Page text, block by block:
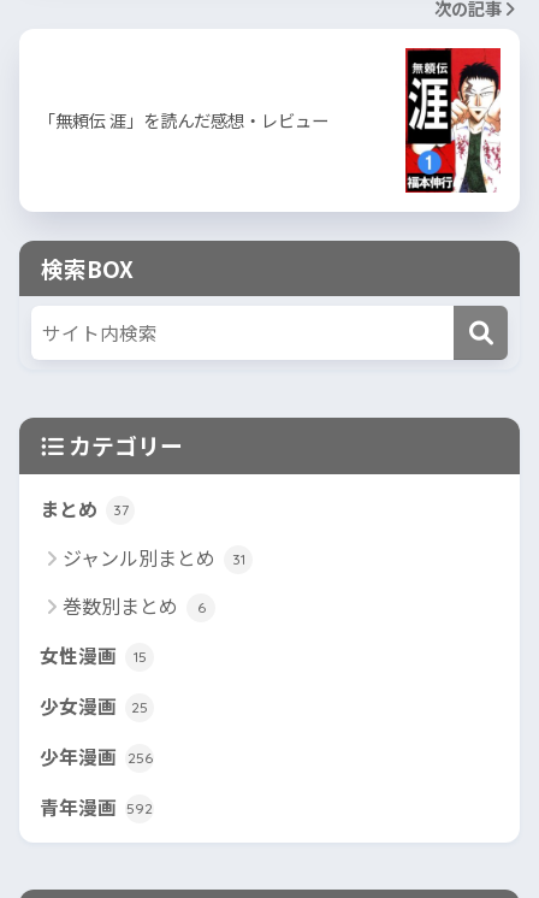
次の記事
「無頼伝 涯」を読んだ感想・レビュー
検索BOX
カテゴリー
まとめ 37
ジャンル別まとめ 31
巻数別まとめ 6
女性漫画 15
少女漫画 25
少年漫画 256
青年漫画 592